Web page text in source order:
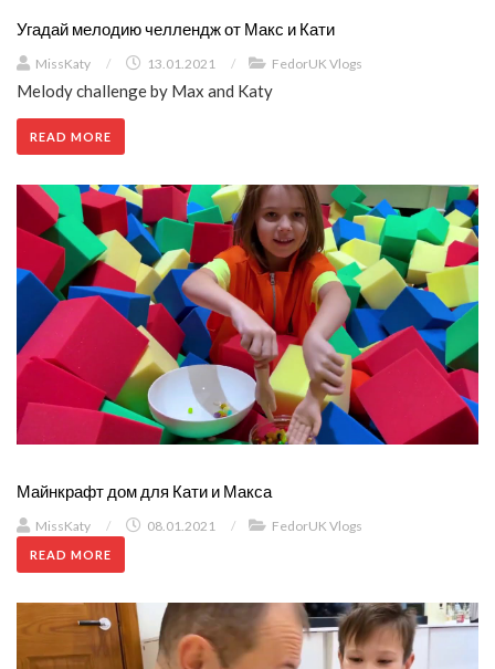
Угадай мелодию челлендж от Макс и Кати
MissKaty / 13.01.2021 / FedorUK Vlogs
Melody challenge by Max and Katy
READ MORE
Майнкрафт дом для Кати и Макса
MissKaty / 08.01.2021 / FedorUK Vlogs
READ MORE